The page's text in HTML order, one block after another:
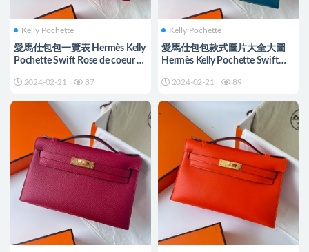
Kelly Pochette
愛馬仕包包一覽表 Hermès Kelly
Pochette Swift Rose de coeur 心
2024-02-21 87
Kelly Pochette
愛馬仕包包款式圖片大全大圖
Hermès Kelly Pochette Swift
2024-02-21 89